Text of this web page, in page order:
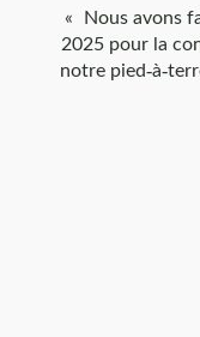
Nous avons
2025 pour la
notre pied-à-